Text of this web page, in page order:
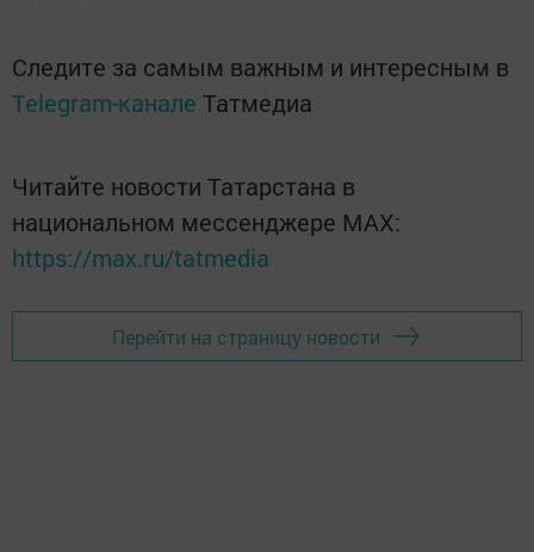
Следите за самым важным и интересным в
Telegram-канале Татмедиа
Читайте новости Татарстана в
национальном мессенджере MАХ:
https://max.ru/tatmedia
Перейти на страницу новости